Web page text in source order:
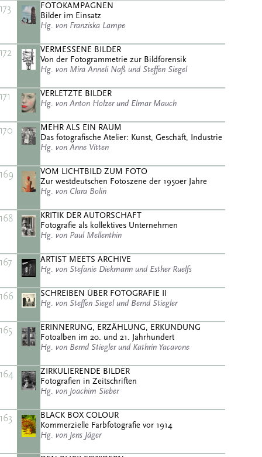
173
FOTOKAMPAGNEN
Bilder im Einsatz
Hg. von Franziska Lampe
172
VERMESSENE BILDER
Von der Fotogrammetrie zur Bildforensik
Hg. von Mira Anneli Naß und Steffen Siegel
171
VERLETZTE BILDER
Hg. von Anton Holzer und Elmar Mauch
170
MEHR ALS EIN RAUM
Das fotografische Atelier: Kunst, Geschäft, Industrie
Hg. von Anne Vitten
169
VOM LICHTBILD ZUM FOTO
Zur westdeutschen Fotoszene der 1950er Jahre
Hg. von Clara Bolin
168
KRITIK DER AUTORSCHAFT
Fotografie als kollektives Unternehmen
Hg. von Paul Mellenthin
167
ARTIST MEETS ARCHIVE
Hg. von Stefanie Diekmann und Esther Ruelfs
166
SCHREIBEN ÜBER FOTOGRAFIE II
Hg. von Steffen Siegel und Bernd Stiegler
165
ERINNERUNG, ERZÄHLUNG, ERKUNDUNG
Fotoalben im 20. und 21. Jahrhundert
Hg. von Bernd Stiegler und Kathrin Yacavone
164
ZIRKULIERENDE BILDER
Fotografien in Zeitschriften
Hg. von Joachim Sieber
163
BLACK BOX COLOUR
Kommerzielle Farbfotografie vor 1914
Hg. von Jens Jäger